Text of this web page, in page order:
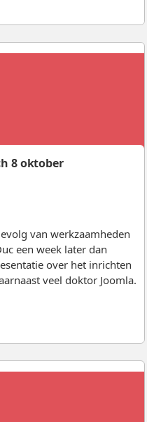
8 oktober
van werkzaamheden
een week later dan
over het inrichten
veel doktor Joomla.